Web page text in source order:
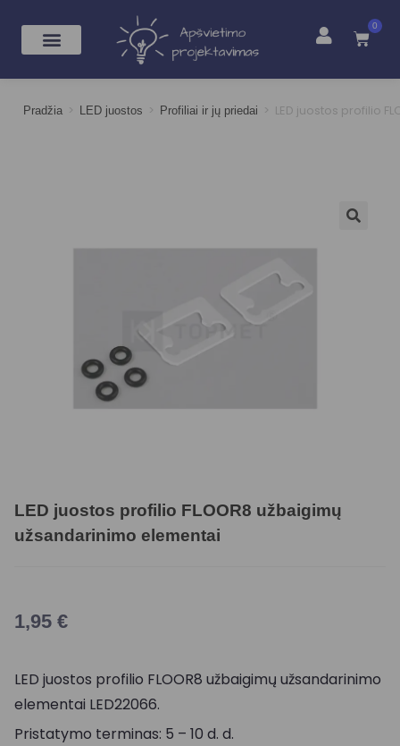
0
Pradžia > LED juostos > Profiliai ir jų priedai > LED juostos profilio
LED juostos profilio FLOOR8 užbaigimų
užsandarinimo elementai
1,95 €
LED juostos profilio FLOOR8 užbaigimų užsandarinimo
elementai LED22066.
Pristatymo terminas: 5 – 10 d. d.